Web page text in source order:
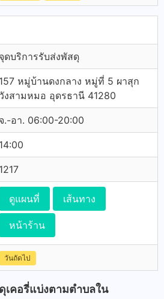
จุดบริการรับส่งพัสดุ
157 หมู่บ้านดงกลาง หมู่ที่ 5 ผาสุก
วังสามหมอ อุดรธานี 41280
จ.-อา. 06:00-20:00
14:00
1217
ดูแผนที่ เส้นทาง
หน้าร้าน
วันถัดไป
เคอรี่แบ่งตามตำบลใน